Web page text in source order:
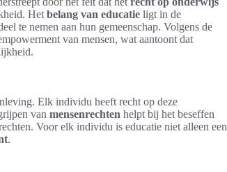
Het belang van educatie ligt in de
te nemen aan hun gemeenschap. Volgens de
van mensen, wat aantoont dat
Elk individu heeft recht op deze
van mensenrechten helpt bij het beseffen
Voor elk individu is educatie niet alleen een
.